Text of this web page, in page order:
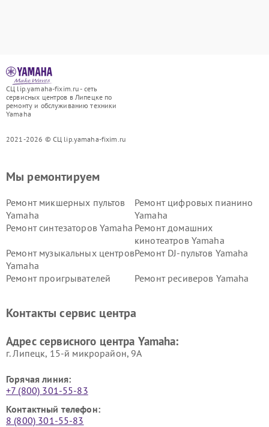
СЦ lip.yamaha-fixim.ru - сеть
сервисных центров в Липецке по
ремонту и обслуживанию техники
Yamaha
2021-2026 © СЦ lip.yamaha-fixim.ru
Мы ремонтируем
Ремонт микшерных пультов
Yamaha
Ремонт цифровых пианино
Yamaha
Ремонт синтезаторов Yamaha Ремонт домашних
кинотеатров Yamaha
Ремонт музыкальных центров
Yamaha
Ремонт DJ-пультов Yamaha
Ремонт проигрывателей
Ремонт ресиверов Yamaha
Yamaha
Yamaha
Контакты сервис центра
Адрес сервисного центра Yamaha:
г. Липецк, 15-й микрорайон, 9А
Горячая линия:
+7 (800) 301-55-83
Контактный телефон:
8 (800) 301-55-83